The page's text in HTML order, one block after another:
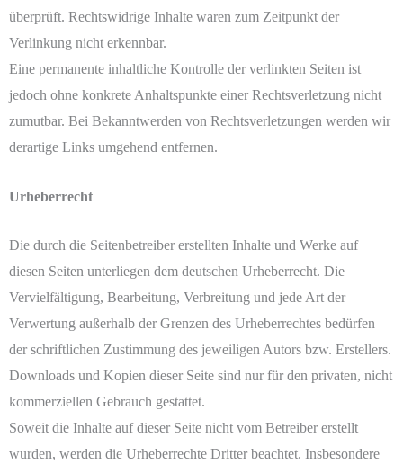
überprüft. Rechtswidrige Inhalte waren zum Zeitpunkt der
Verlinkung nicht erkennbar.
Eine permanente inhaltliche Kontrolle der verlinkten Seiten ist
jedoch ohne konkrete Anhaltspunkte einer Rechtsverletzung nicht
zumutbar. Bei Bekanntwerden von Rechtsverletzungen werden wir
derartige Links umgehend entfernen.
Urheberrecht
Die durch die Seitenbetreiber erstellten Inhalte und Werke auf
diesen Seiten unterliegen dem deutschen Urheberrecht. Die
Vervielfältigung, Bearbeitung, Verbreitung und jede Art der
Verwertung außerhalb der Grenzen des Urheberrechtes bedürfen
der schriftlichen Zustimmung des jeweiligen Autors bzw. Erstellers.
Downloads und Kopien dieser Seite sind nur für den privaten, nicht
kommerziellen Gebrauch gestattet.
Soweit die Inhalte auf dieser Seite nicht vom Betreiber erstellt
wurden, werden die Urheberrechte Dritter beachtet. Insbesondere